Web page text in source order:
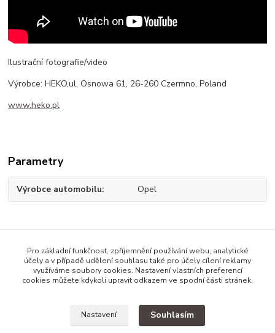
Ilustrační fotografie/video
Výrobce: HEKO,ul. Osnowa 61, 26-260 Czermno, Poland
www.heko.pl
Parametry
Výrobce automobilu Opel
Opel - ofuky oken
Opel Grandland X
Pro základní funkčnost, zpříjemnění používání webu, analytické
účely a v případě udělení souhlasu také pro účely cílení reklamy
využíváme soubory cookies. Nastavení vlastních preferencí
cookies můžete kdykoli upravit odkazem ve spodní části stránek.
Nastavení Souhlasím